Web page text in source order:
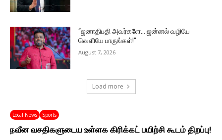
“ஜனாதிபதி அவர்களே… ஜன்னல் வழியே
வெளியே பாருங்கள்!”
August 7, 2026
Load more
Local News Sports
நவீன வசதிகளுடைய உள்ளக கிரிக்கட் பயிற்சி கூடம் திறப்பு!